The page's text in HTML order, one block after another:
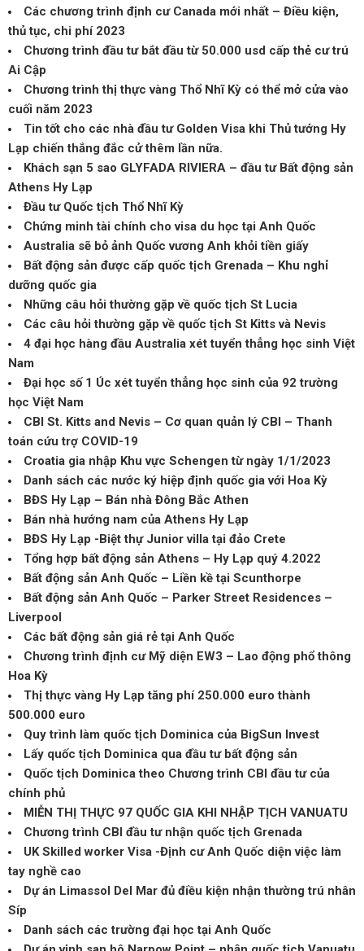
Các chương trình định cư Canada mới nhất – Điều kiện,
thủ tục, chi phí 2023
Chương trình đầu tư bắt đầu từ 50.000 usd cấp thẻ cư trú
Ai Cập
Chương trình thị thực vàng Thổ Nhĩ Kỳ có thể mở cửa vào
cuối năm 2023
Tin tốt cho các nhà đầu tư Golden Visa khi Thủ tướng Hy
Lạp chiến thắng đắc cử thêm lần nữa.
Khách sạn 5 sao GLYFADA RIVIERA – đầu tư Bất động sản
Athens Hy Lạp
Đầu tư Quốc tịch Thổ Nhĩ Kỳ
Chứng minh tài chính cho visa du học tại Anh Quốc
Australia sẽ bỏ ảnh Quốc vương Anh khỏi tiền giấy
Bất động sản được cấp quốc tịch Grenada – Khu nghỉ
dưỡng quốc gia
Những câu hỏi thường gặp về quốc tịch St Lucia
Các câu hỏi thường gặp về quốc tịch St Kitts và Nevis
4 đại học hàng đầu Australia xét tuyển thẳng học sinh Việt
Nam
Đại học số 1 Úc xét tuyển thẳng học sinh của 92 trường
học Việt Nam
CBI St. Kitts and Nevis – Cơ quan quản lý CBI – Thanh
toán cứu trợ COVID-19
Croatia gia nhập Khu vực Schengen từ ngày 1/1/2023
Danh sách các nước ký hiệp định quốc gia với Hoa Kỳ
BĐS Hy Lạp – Bán nhà Đông Bắc Athen
Bán nhà hướng nam của Athens Hy Lạp
BĐS Hy Lạp -Biệt thự Junior villa tại đảo Crete
Tổng hợp bất động sản Athens – Hy Lạp quý 4.2022
Bất động sản Anh Quốc – Liền kề tại Scunthorpe
Bất động sản Anh Quốc – Parker Street Residences –
Liverpool
Các bất động sản giá rẻ tại Anh Quốc
Chương trình định cư Mỹ diện EW3 – Lao động phổ thông
Hoa Kỳ
Thị thực vàng Hy Lạp tăng phí 250.000 euro thành
500.000 euro
Quy trình làm quốc tịch Dominica của BigSun Invest
Lấy quốc tịch Dominica qua đầu tư bất động sản
Quốc tịch Dominica theo Chương trình CBI đầu tư của
chính phủ
MIỄN THỊ THỰC 97 QUỐC GIA KHI NHẬP TỊCH VANUATU
Chương trình CBI đầu tư nhận quốc tịch Grenada
UK Skilled worker Visa -Định cư Anh Quốc diện việc làm
tay nghề cao
Dự án Limassol Del Mar đủ điều kiện nhận thường trú nhân
Síp
Danh sách các trường đại học tại Anh Quốc